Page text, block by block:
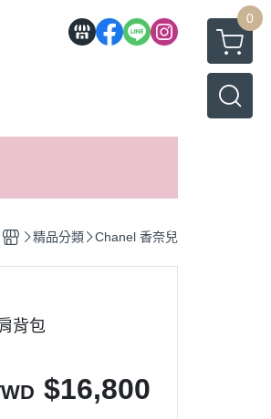
0
精品分類 Chanel 香奈兒
背包
$16,800